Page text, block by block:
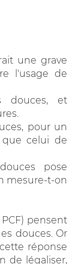
une grave
l'usage de
douces, et
pour un
que celui de
pose
mesure-t-on
pensent
douces. Or
réponse
de légaliser,